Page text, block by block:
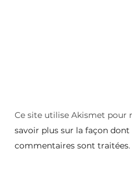
Ce site utilise Akismet pour
savoir plus sur la façon dont
commentaires sont traitées.